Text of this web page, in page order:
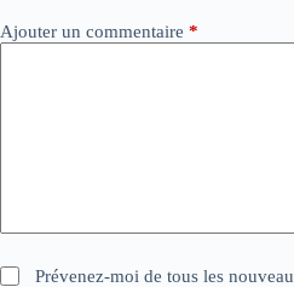
Ajouter un commentaire *
Prévenez-moi de tous les